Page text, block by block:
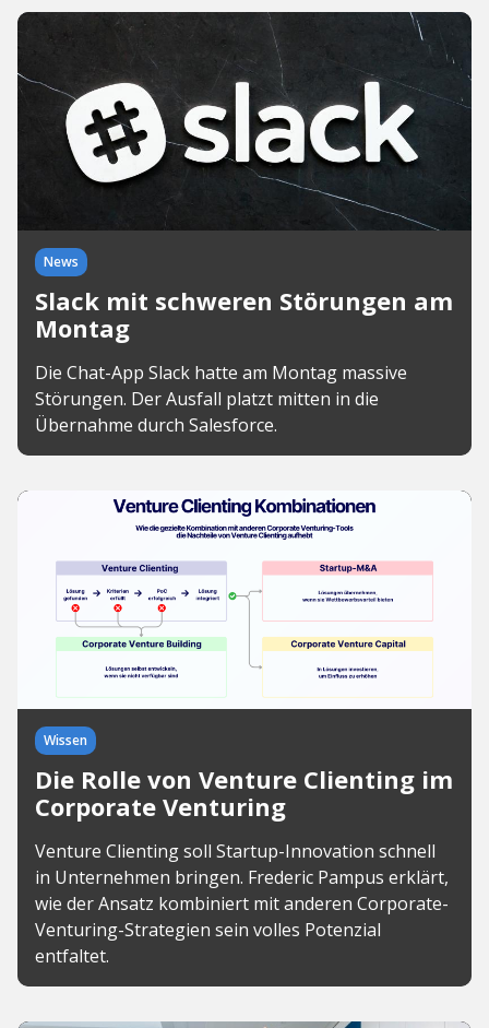
News
Slack mit schweren Störungen am
Montag
Die Chat-App Slack hatte am Montag massive
Störungen. Der Ausfall platzt mitten in die
Übernahme durch Salesforce.
Wissen
Die Rolle von Venture Clienting im
Corporate Venturing
Venture Clienting soll Startup-Innovation schnell
in Unternehmen bringen. Frederic Pampus erklärt,
wie der Ansatz kombiniert mit anderen Corporate-
Venturing-Strategien sein volles Potenzial
entfaltet.